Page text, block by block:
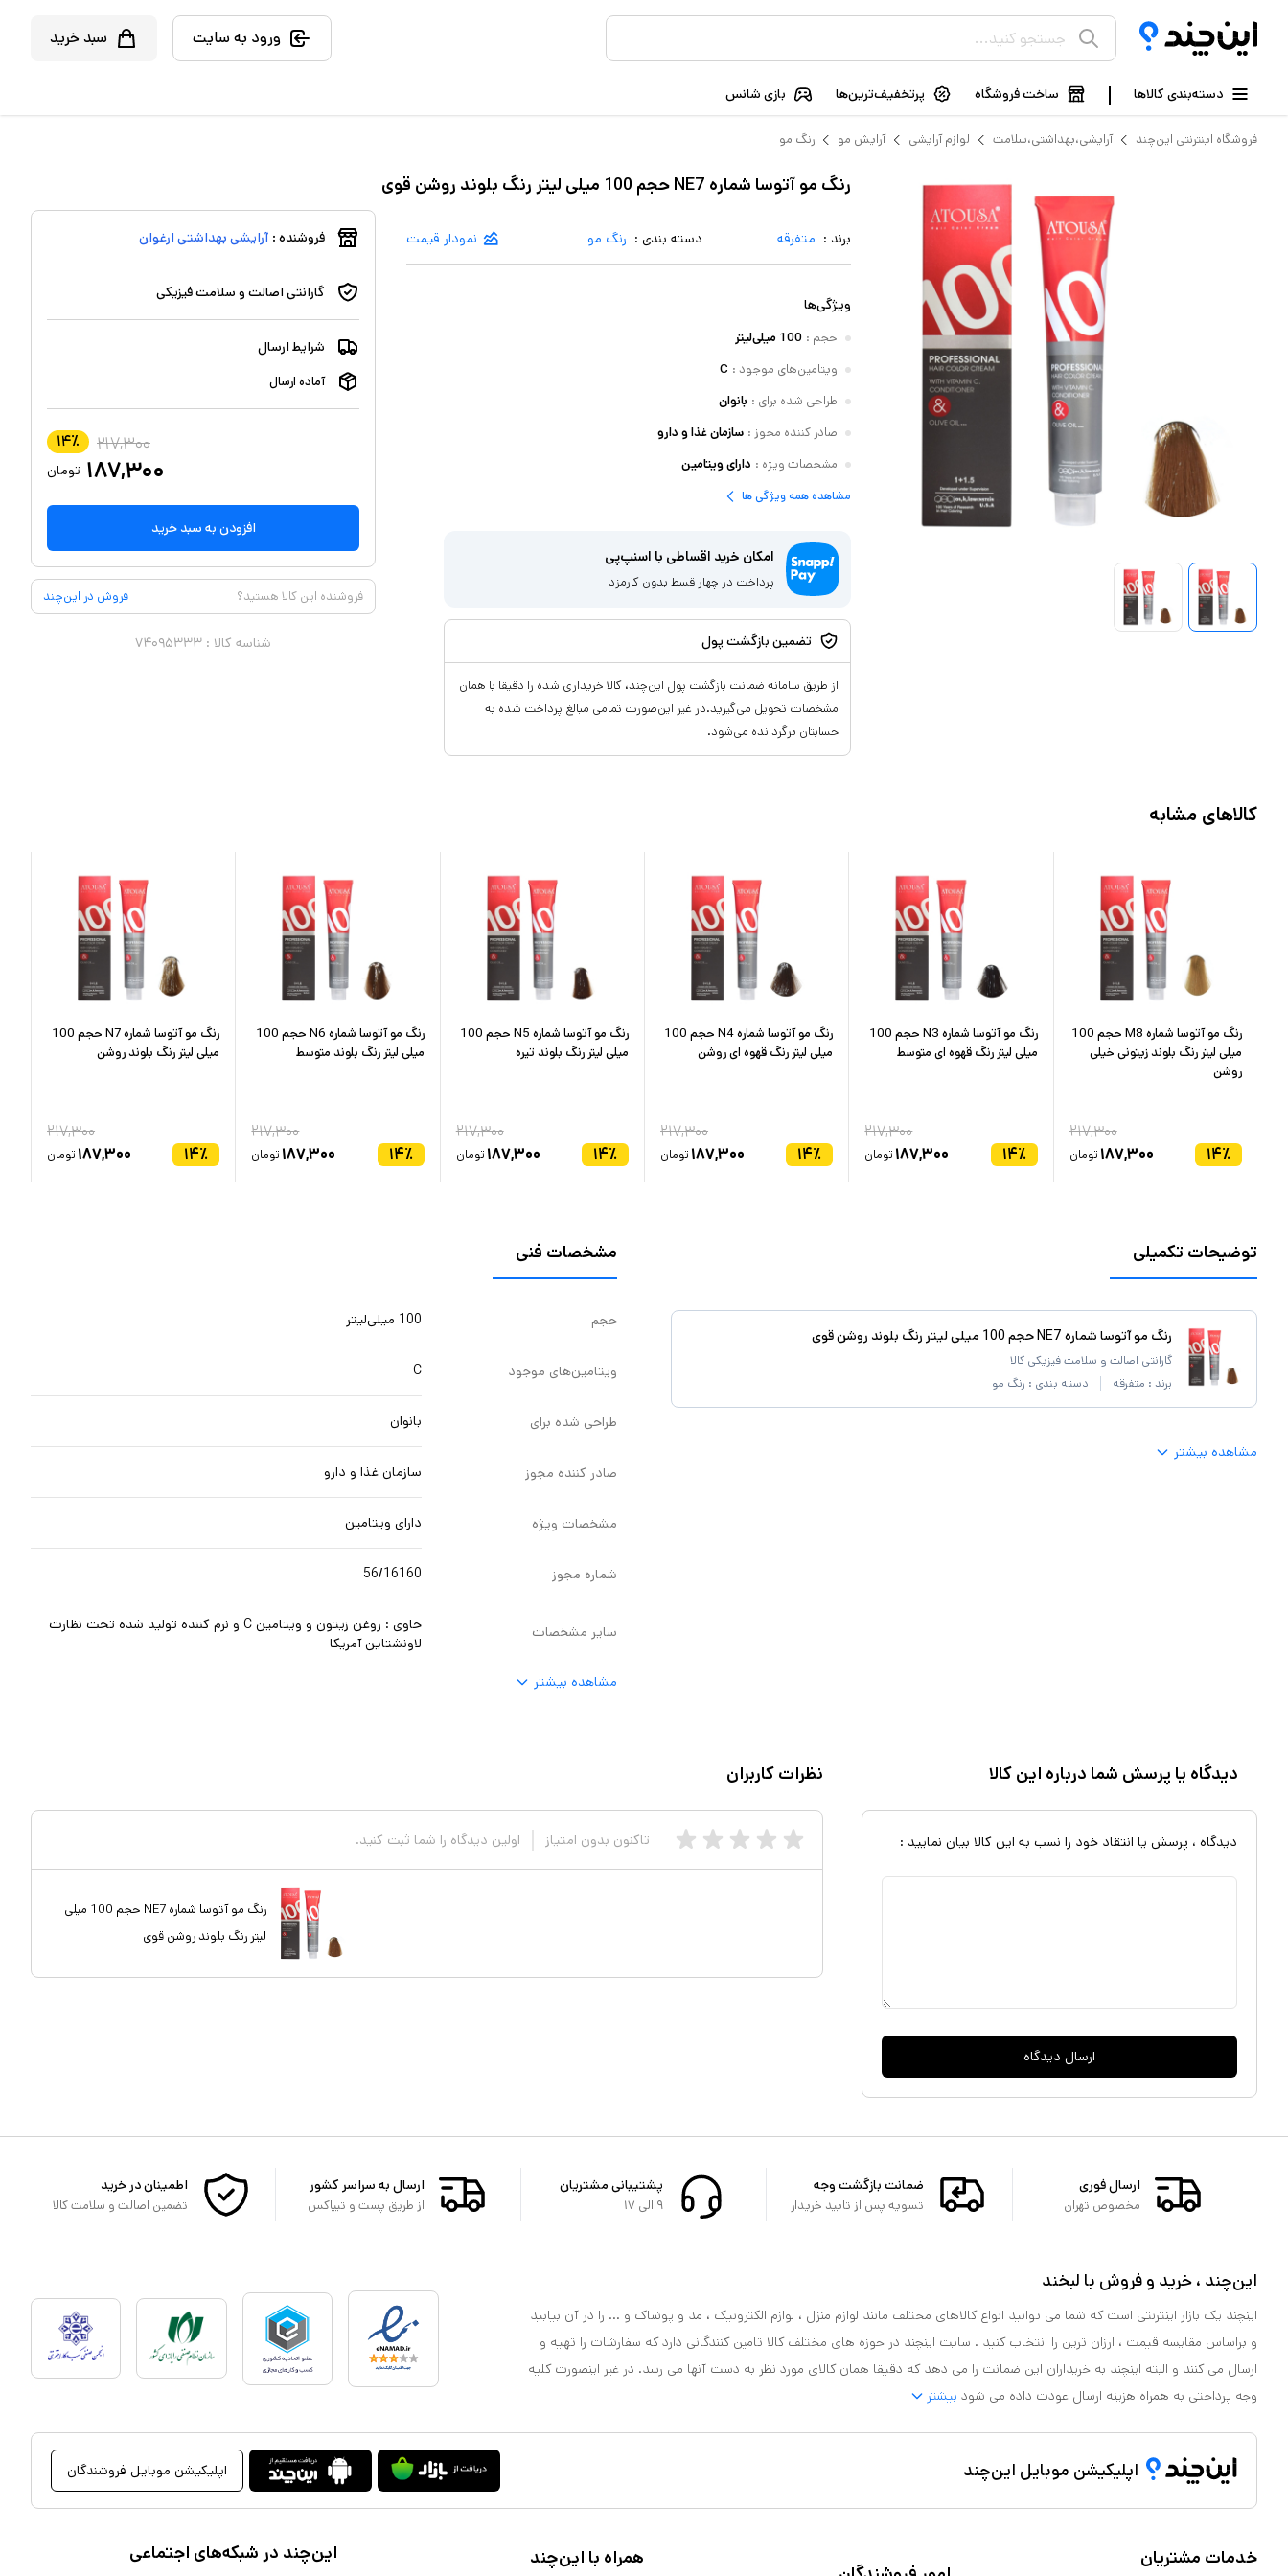
ورود به سایت سبد خرید
دسته‌بندی کالاها ساخت فروشگاه پرتخفیف‌ترین‌ها بازی شانس
فروشگاه اینترنتی این‌چند آرایشی،بهداشتی،سلامت لوازم آرایشی آرایش مو رنگ مو
رنگ مو آتوسا شماره NE7 حجم 100 میلی لیتر رنگ بلوند روشن قوی
برند : متفرقه دسته بندی : رنگ مو نمودار قیمت
ویژگی‌ها
حجم : 100 میلی‌لیتر
ویتامین‌های موجود :
C
طراحی شده برای : بانوان
صادر کننده مجوز : سازمان غذا و دارو
مشخصات ویژه : دارای ویتامین
مشاهده همه ویژگی ها
امکان خرید اقساطی با اسنپ‌پی
پرداخت در چهار قسط بدون کارمزد
تضمین بازگشت پول
از طریق سامانه ضمانت بازگشت پول این‌چند، کالا خریداری شده را دقیقا با همان
مشخصات تحویل می‌گیرید.در غیر این‌صورت تمامی مبالغ پرداخت شده به
حسابتان برگردانده می‌شود.
فروشنده : آرایشی بهداشتی ارغوان
گارانتی اصالت و سلامت فیزیکی
شرایط ارسال
آماده ارسال
۲۱۷,۳۰۰ ۱۴٪
۱۸۷,۳۰۰ تومان
افزودن به سبد خرید
فروشنده این کالا هستید؟ فروش در این‌چند
شناسه کالا : ۷۴۰۹۵۳۳۳
کالاهای مشابه
رنگ مو آتوسا شماره M8 حجم 100
میلی لیتر رنگ بلوند زیتونی خیلی
روشن
۱۴٪
۲۱۷,۳۰۰
۱۸۷,۳۰۰ تومان
رنگ مو آتوسا شماره N3 حجم 100
میلی لیتر رنگ قهوه ای متوسط
۱۴٪
۲۱۷,۳۰۰
۱۸۷,۳۰۰ تومان
رنگ مو آتوسا شماره N4 حجم 100
میلی لیتر رنگ قهوه ای روشن
۱۴٪
۲۱۷,۳۰۰
۱۸۷,۳۰۰ تومان
رنگ مو آتوسا شماره N5 حجم 100
میلی لیتر رنگ بلوند تیره
۱۴٪
۲۱۷,۳۰۰
۱۸۷,۳۰۰ تومان
رنگ مو آتوسا شماره N6 حجم 100
میلی لیتر رنگ بلوند متوسط
۱۴٪
۲۱۷,۳۰۰
۱۸۷,۳۰۰ تومان
رنگ مو آتوسا شماره N7 حجم 100
میلی لیتر رنگ بلوند روشن
۱۴٪
۲۱۷,۳۰۰
۱۸۷,۳۰۰ تومان
توضیحات تکمیلی
رنگ مو آتوسا شماره NE7 حجم 100 میلی لیتر رنگ بلوند روشن قوی
گارانتی اصالت و سلامت فیزیکی کالا
برند : متفرقه دسته بندی : رنگ مو
مشاهده بیشتر
مشخصات فنی
حجم 100 میلی‌لیتر
ویتامین‌های موجود C
طراحی شده برای بانوان
صادر کننده مجوز سازمان غذا و دارو
مشخصات ویژه دارای ویتامین
شماره مجوز 56/16160
سایر مشخصات
حاوی : روغن زیتون و ویتامین C و نرم کننده تولید شده تحت نظارت
لاونشتاین آمریکا
مشاهده بیشتر
دیدگاه یا پرسش شما درباره این کالا
دیدگاه ، پرسش یا انتقاد خود را نسب به این کالا بیان نمایید :
ارسال دیدگاه
نظرات کاربران
تاکنون بدون امتیاز اولین دیدگاه را شما ثبت کنید.
رنگ مو آتوسا شماره NE7 حجم 100 میلی
لیتر رنگ بلوند روشن قوی
ارسال فوری
مخصوص تهران
ضمانت بازگشت وجه
تسویه پس از تایید خریدار
پشتیبانی مشتریان
۹ الی ۱۷
ارسال به سراسر کشور
از طریق پست و تیپاکس
اطمینان در خرید
تضمین اصالت و سلامت کالا
این‌چند ، خرید و فروش با لبخند
اینچند یک بازار اینترنتی است که شما می توانید انواع کالاهای مختلف مانند لوازم منزل ، لوازم الکترونیک ، مد و پوشاک و ... را در آن بیابید
و براساس مقایسه قیمت ، ارزان ترین را انتخاب کنید . سایت اینچند در حوزه های مختلف کالا تامین کنندگانی دارد که سفارشات را تهیه و
ارسال می کنند و البته اینچند به خریداران این ضمانت را می دهد که دقیقا همان کالای مورد نظر به دست آنها می رسد. در غیر اینصورت کلیه
وجه پرداختی به همراه هزینه ارسال عودت داده می شود بیشتر
اپلیکیشن موبایل این‌چند اپلیکیشن موبایل فروشندگان
خدمات مشتریان همراه با این‌چند این‌چند در شبکه‌های اجتماعی